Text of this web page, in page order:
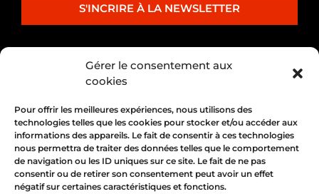
Gérer le consentement aux
cookies
Pour offrir les meilleures expériences, nous utilisons des
technologies telles que les cookies pour stocker et/ou accéder aux
informations des appareils. Le fait de consentir à ces technologies
nous permettra de traiter des données telles que le comportement
de navigation ou les ID uniques sur ce site. Le fait de ne pas
consentir ou de retirer son consentement peut avoir un effet
négatif sur certaines caractéristiques et fonctions.
S'INCRIRE À LA NEWSLETTER
PARTENARIAT